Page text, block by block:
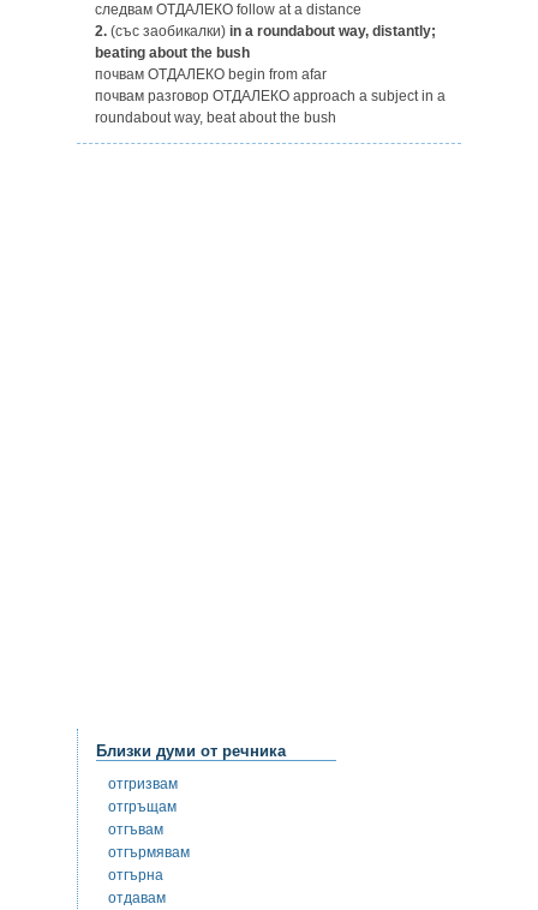
следвам ОТДАЛЕКО follow at a distance
2. (със заобикалки) in a roundabout way, distantly;
beating about the bush
почвам ОТДАЛЕКО begin from afar
почвам разговор ОТДАЛЕКО approach a subject in a
roundabout way, beat about the bush
Близки думи от речника
отгризвам
отгръщам
отгъвам
отгърмявам
отгърна
отдавам